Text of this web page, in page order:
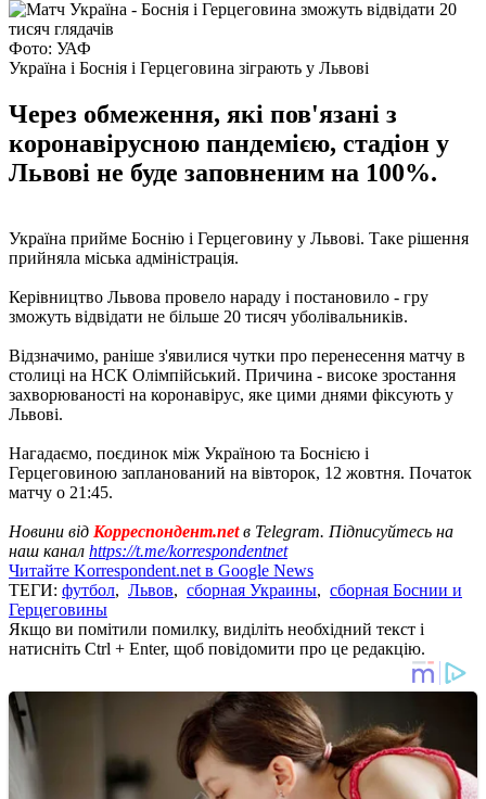
Фото: УАФ
Україна і Боснія і Герцеговина зіграють у Львові
Через обмеження, які пов'язані з
коронавірусною пандемією, стадіон у
Львові не буде заповненим на 100%.
Україна прийме Боснію і Герцеговину у Львові. Таке рішення
прийняла міська адміністрація.
Керівництво Львова провело нараду і постановило - гру
зможуть відвідати не більше 20 тисяч уболівальників.
Відзначимо, раніше з'явилися чутки про перенесення матчу в
столиці на НСК Олімпійський. Причина - високе зростання
захворюваності на коронавірус, яке цими днями фіксують у
Львові.
Нагадаємо, поєдинок між Україною та Боснією і
Герцеговиною запланований на вівторок, 12 жовтня. Початок
матчу о 21:45.
Новини від Корреспондент.netв Telegram. Підписуйтесь на
наш канал https://t.me/korrespondentnet
Читайте Korrespondent.net в Google News
ТЕГИ: футбол, Львов, сборная Украины, сборная Боснии и
Герцеговины
Якщо ви помітили помилку, виділіть необхідний текст і
натисніть Ctrl + Enter, щоб повідомити про це редакцію.